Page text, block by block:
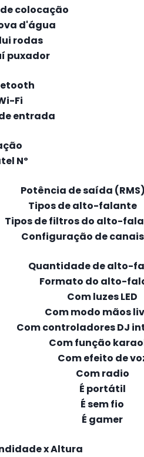
colocação
d'água
rodas
puxador
Fi
entrada
Nº
Potência de saída (RMS)
Tipos de alto-falante
Tipos de filtros do alto-
Configuração de canais
Quantidade de alto-
Formato do alto-
Com luzes LED
Com modo mãos
Com controladores DJ
Com função
Com efeito de
Com radio
É portátil
É sem fio
É gamer
x Altura